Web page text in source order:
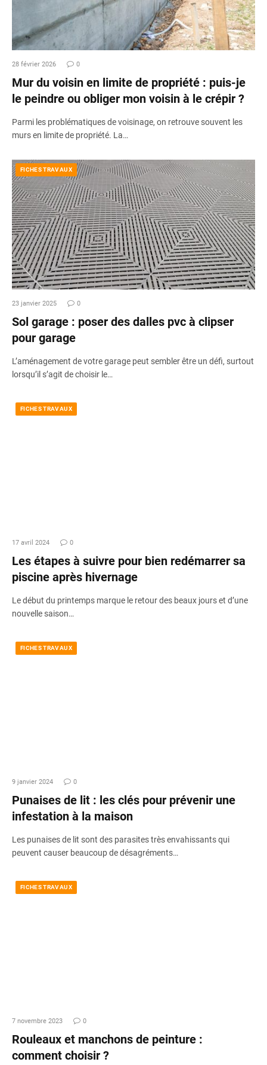
28 février 2026 0
Mur du voisin en limite de propriété : puis-je
le peindre ou obliger mon voisin à le crépir ?
Parmi les problématiques de voisinage, on retrouve souvent les
murs en limite de propriété. La…
FICHES TRAVAUX
23 janvier 2025 0
Sol garage : poser des dalles pvc à clipser
pour garage
L’aménagement de votre garage peut sembler être un défi, surtout
lorsqu’il s’agit de choisir le…
FICHES TRAVAUX
17 avril 2024 0
Les étapes à suivre pour bien redémarrer sa
piscine après hivernage
Le début du printemps marque le retour des beaux jours et d’une
nouvelle saison…
FICHES TRAVAUX
9 janvier 2024 0
Punaises de lit : les clés pour prévenir une
infestation à la maison
Les punaises de lit sont des parasites très envahissants qui
peuvent causer beaucoup de désagréments…
FICHES TRAVAUX
7 novembre 2023 0
Rouleaux et manchons de peinture :
comment choisir ?